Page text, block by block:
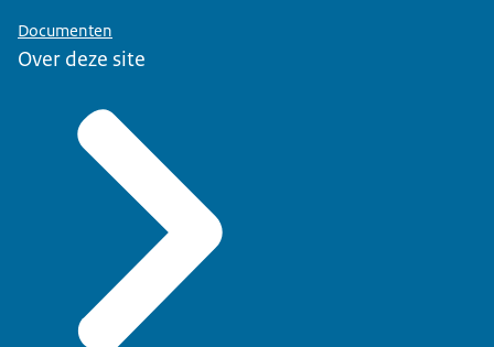
Documenten
Over deze site